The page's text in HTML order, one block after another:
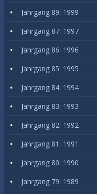
Jahrgang 89: 1999
Jahrgang 87: 1997
Jahrgang 86: 1996
Jahrgang 85: 1995
Jahrgang 84: 1994
Jahrgang 83: 1993
Jahrgang 82: 1992
Jahrgang 81: 1991
Jahrgang 80: 1990
Jahrgang 79: 1989